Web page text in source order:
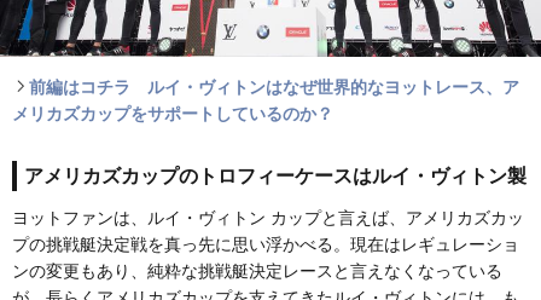
前編はコチラ ルイ・ヴィトンはなぜ世界的なヨットレース、ア
メリカズカップをサポートしているのか？
アメリカズカップのトロフィーケースはルイ・ヴィトン製
ヨットファンは、ルイ・ヴィトン カップと言えば、アメリカズカッ
プの挑戦艇決定戦を真っ先に思い浮かべる。現在はレギュレーショ
ンの変更もあり、純粋な挑戦艇決定レースと言えなくなっている